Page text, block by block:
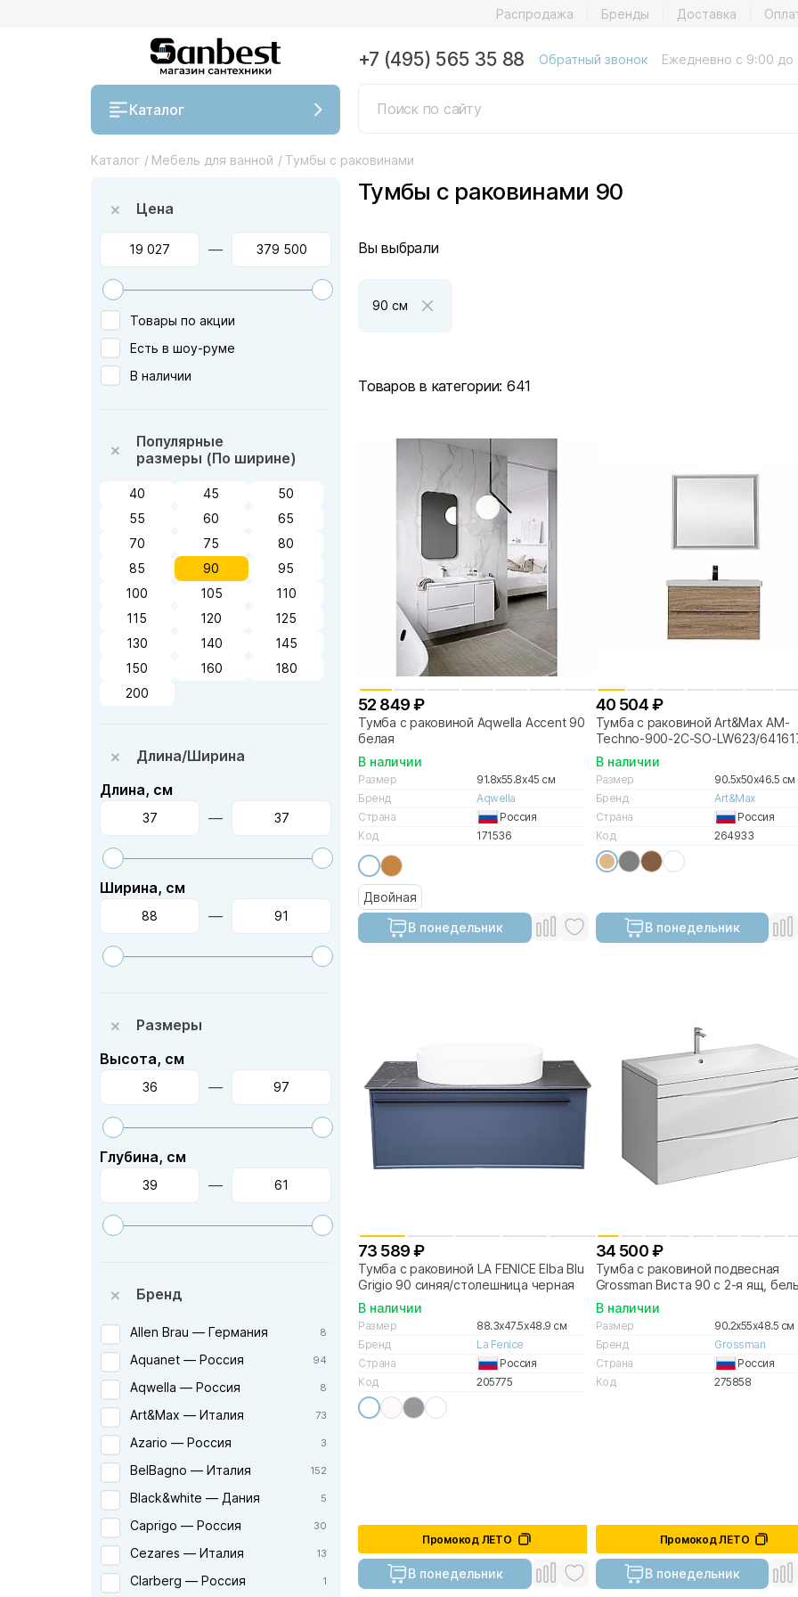
Распродажа Бренды Доставка
Каталог
+7 (495) 565 35 88 Обратный звонок Ежедневно с 9:00 до
Каталог / Мебель для ванной / Тумбы с раковинами
Цена
—
Товары по акции
Есть в шоу-руме
В наличии
Популярные
размеры (По ширине)
40 45
50
55
60
65
70
75
80
85
90
95
100
105
110
115
120
125
130
140
145
150
160
180
200
Длина/Ширина
Длина, см
—
Ширина, см
—
Размеры
Высота, см
—
Глубина, см
—
Бренд
Allen Brau — Германия 8
Aquanet — Россия 94
Aqwella — Россия 8
Art&Max — Италия 73
Azario — Россия 3
BelBagno — Италия 152
Black&white — Дания 5
Caprigo — Россия 30
Cezares — Италия 13
Clarberg — Россия 1
Тумбы с раковинами 90
Вы выбрали
90 см
Товаров в категории: 641
52 849 ₽
Тумба с раковиной Aqwella Accent 90
белая
В наличии
Размер
91.8x55.8x45 см
Бренд
Aqwella
Страна
Россия
Код
171536
Двойная
В понедельник
40 504 ₽
Тумба с раковиной Art&Max AM-
Techno-900-2C-SO-LW623/
мелфорд натуральный
В наличии
Размер
90.5x50x46.5 см
Бренд
Art&Max
Страна
Россия
Код
264933
В понедельник
73 589 ₽
Тумба с раковиной LA FENICE Elba Blu
Grigio 90 синяя/столешница черная
В наличии
Размер
88.3x47.5x48.9 см
Бренд
La Fenice
Страна
Россия
Код
205775
Промокод ЛЕТО
В понедельник
34 500 ₽
Тумба с раковиной подвесная
Grossman Виста 90 с 2-я ящ,
глянец
В наличии
Размер
90.2x55x48.5 см
Бренд
Grossman
Страна
Россия
Код
275858
Промокод ЛЕТО
В понедельник